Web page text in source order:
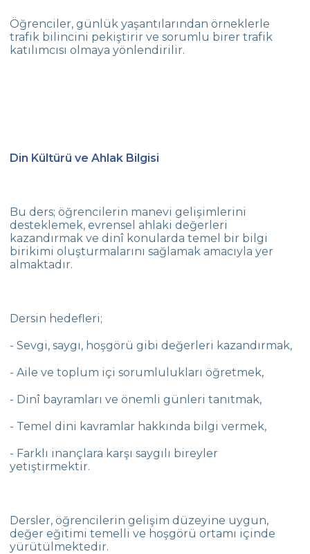
Öğrenciler, günlük yaşantılarından örneklerle
trafik bilincini pekiştirir ve sorumlu birer trafik
katılımcısı olmaya yönlendirilir.
Din Kültürü ve Ahlak Bilgisi
Bu ders; öğrencilerin manevi gelişimlerini
desteklemek, evrensel ahlaki değerleri
kazandırmak ve dinî konularda temel bir bilgi
birikimi oluşturmalarını sağlamak amacıyla yer
almaktadır.
Dersin hedefleri;
- Sevgi, saygı, hoşgörü gibi değerleri kazandırmak,
- Aile ve toplum içi sorumlulukları öğretmek,
- Dinî bayramları ve önemli günleri tanıtmak,
- Temel dini kavramlar hakkında bilgi vermek,
- Farklı inançlara karşı saygılı bireyler
yetiştirmektir.
Dersler, öğrencilerin gelişim düzeyine uygun,
değer eğitimi temelli ve hoşgörü ortamı içinde
yürütülmektedir.